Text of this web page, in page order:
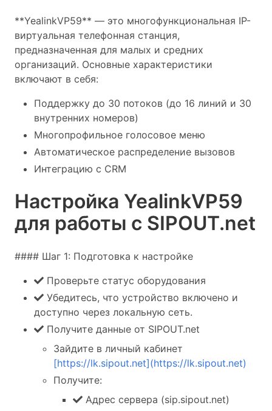
**YealinkVP59** — это многофункциональная IP-
виртуальная телефонная станция,
предназначенная для малых и средних
организаций. Основные характеристики
включают в себя:
Поддержку до 30 потоков (до 16 линий и 30
внутренних номеров)
Многопрофильное голосовое меню
Автоматическое распределение вызовов
Интеграцию с CRM
Настройка YealinkVP59
для работы с SIPOUT.net
#### Шаг 1: Подготовка к настройке
Проверьте статус оборудования
Убедитесь, что устройство включено и
доступно через локальную сеть.
Получите данные от SIPOUT.net
Зайдите в личный кабинет
[https://lk.sipout.net](https://lk.sipout.net)
Получите:
Адрес сервера (sip.sipout.net)